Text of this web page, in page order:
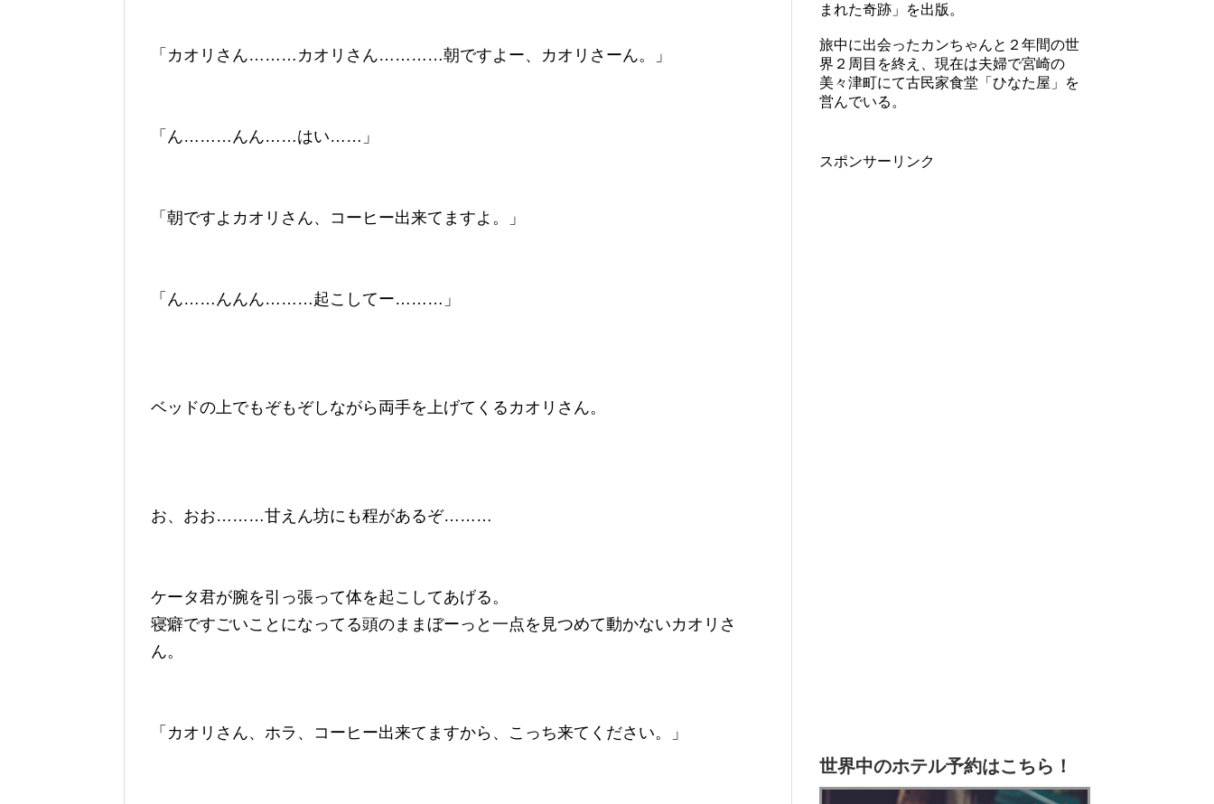
「カオリさん………カオリさん…………朝ですよー、カオリさーん。」
「ん………んん……はい……」
「朝ですよカオリさん、コーヒー出来てますよ。」
「ん……んんん………起こしてー………」
ベッドの上でもぞもぞしながら両手を上げてくるカオリさん。
お、おお………甘えん坊にも程があるぞ………
ケータ君が腕を引っ張って体を起こしてあげる。
寝癖ですごいことになってる頭のままぼーっと一点を見つめて動かないカオリさ
ん。
「カオリさん、ホラ、コーヒー出来てますから、こっち来てください。」
まれた奇跡」を出版。
旅中に出会ったカンちゃんと２年間の世
界２周目を終え、現在は夫婦で宮崎の
美々津町にて古民家食堂「ひなた屋」を
営んでいる。
スポンサーリンク
世界中のホテル予約はこちら！